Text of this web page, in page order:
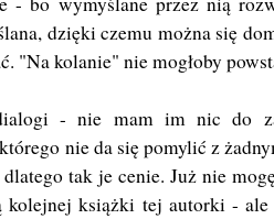
dzięki czemu można się
"Na kolanie" nie mogłoby
- nie mam im nic do
nie da się pomylić z
tak je cenie. Już nie
kolejnej książki tej autorki -